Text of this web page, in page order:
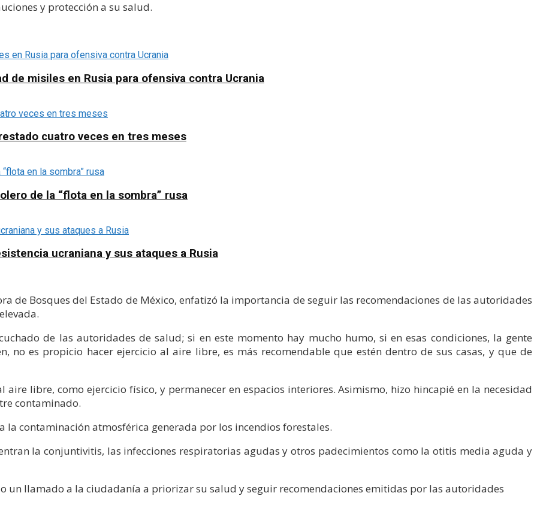
y protección a su salud.
de misiles en Rusia para ofensiva contra Ucrania
cuatro veces en tres meses
de la “flota en la sombra” rusa
ucraniana y sus ataques a Rusia
de Bosques del Estado de México, enfatizó la importancia de seguir las recomendaciones de las autoridades
de las autoridades de salud; si en este momento hay mucho humo, si en esas condiciones, la gente
no es propicio hacer ejercicio al aire libre, es más recomendable que estén dentro de sus casas, y que de
libre, como ejercicio físico, y permanecer en espacios interiores. Asimismo, hizo hincapié en la necesidad
contaminado.
la contaminación atmosférica generada por los incendios forestales.
la conjuntivitis, las infecciones respiratorias agudas y otros padecimientos como la otitis media aguda y
un llamado a la ciudadanía a priorizar su salud y seguir recomendaciones emitidas por las autoridades